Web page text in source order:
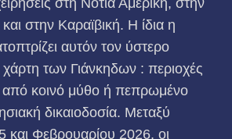
στη Νότια Αμερική, στην
στην Καραϊβική. Η ίδια η
αυτόν τον ύστερο
των Γιάνκηδων : περιοχές
από κοινό μύθο ή πεπρωμένο
δικαιοδοσία. Μεταξύ
και Φεβρουαρίου 2026, οι